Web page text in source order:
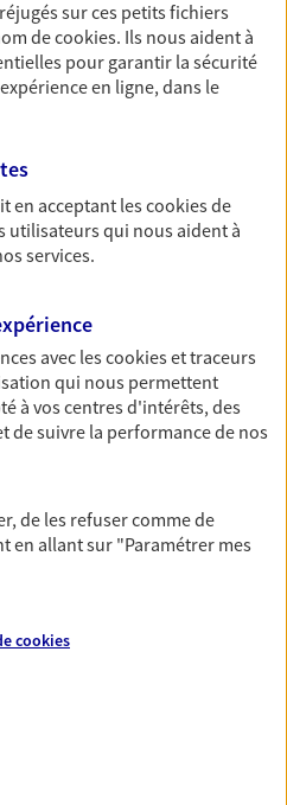
d'un expert. Découvrez
Epargne Retraite)
la retraite.
vous avec notre
vos proches en cas
en optant pour les
totale de travail,
santé ainsi que celles de
santé qui
sur ces petits fichiers
decookies. Ils nous aident à
pour garantir la sécurité
en ligne, dans le
en acceptant lescookiesde
utilisateurs qui nous aident à
services.
avec lescookies et traceurs
qui nous permettent
à vos centres d'intérêts, des
de suivre la performance de nos
de les refuser comme de
en allant sur "Paramétrer mes
cookies